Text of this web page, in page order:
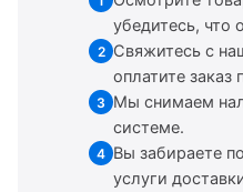
убедитесь, что
2 Свяжитесь с
оплатите
3 Мы снимаем
системе.
4 Вы забираете
услуги